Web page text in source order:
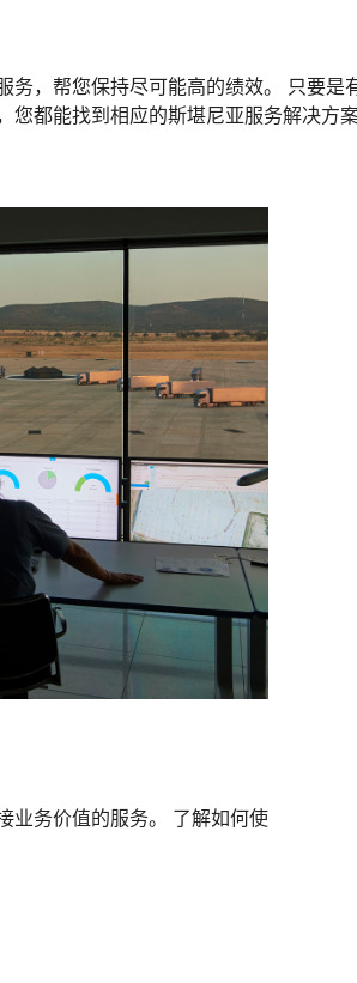
，帮您保持尽可能高的绩效。 只要是
都能找到相应的斯堪尼亚服务解决方案
业务价值的服务。 了解如何使